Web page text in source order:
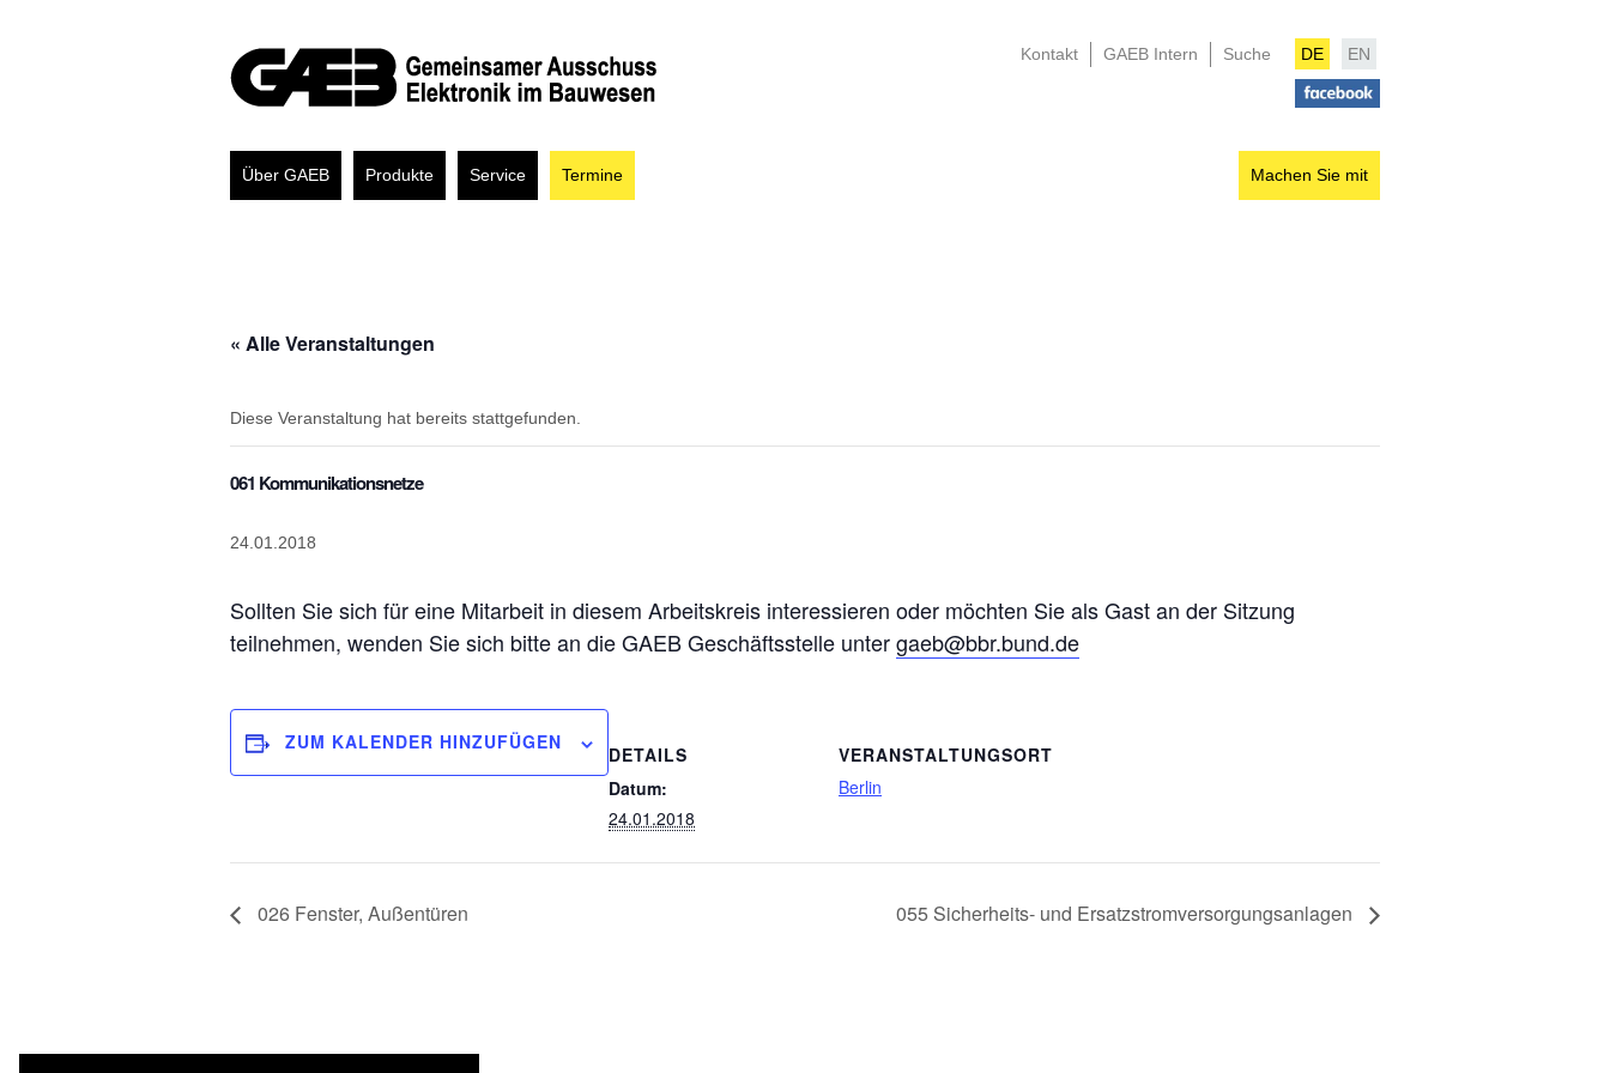
Kontakt GAEB Intern Suche DE EN
Über GAEB Produkte Service Termine Machen Sie mit
« Alle Veranstaltungen
Diese Veranstaltung hat bereits stattgefunden.
061 Kommunikationsnetze
24.01.2018
Sollten Sie sich für eine Mitarbeit in diesem Arbeitskreis interessieren oder möchten Sie als Gast an der Sitzung
teilnehmen, wenden Sie sich bitte an die GAEB Geschäftsstelle untergaeb@bbr.bund.de
ZUM KALENDER HINZUFÜGEN
DETAILS
Datum:
24.01.2018
VERANSTALTUNGSORT
Berlin
026 Fenster, Außentüren 055 Sicherheits- und Ersatzstromversorgungsanlagen